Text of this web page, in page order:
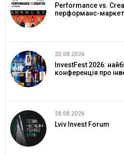
Performance vs.
перформанс-
20.08.2026
InvestFest 2026:
конференція про
28.08.2026
Lviv Invest Forum